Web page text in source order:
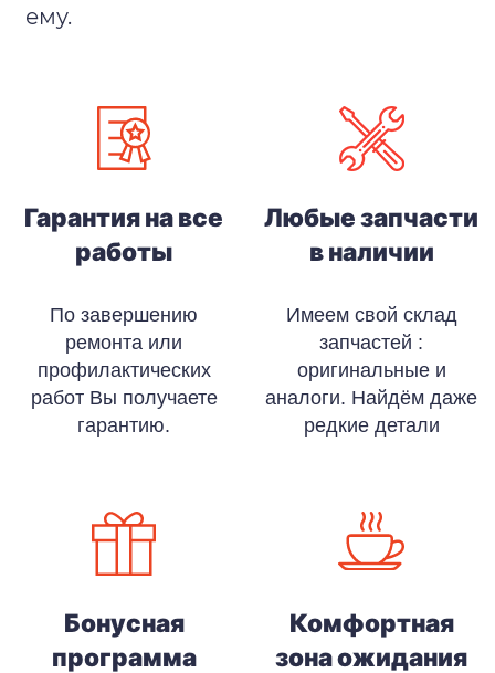
ему.
Гарантия на все
работы
По завершению
ремонта или
профилактических
работ Вы получаете
гарантию.
Бонусная
программа
Любые запчасти
в наличии
Имеем свой склад
запчастей :
оригинальные и
аналоги. Найдём даже
редкие детали
Комфортная
зона ожидания